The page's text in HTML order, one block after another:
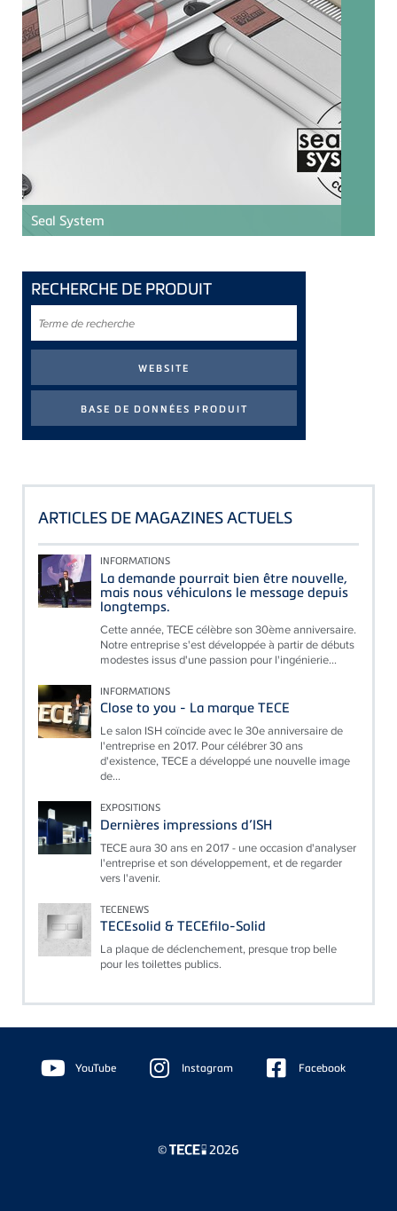
Seal System
RECHERCHE DE PRODUIT
de
recherche
ARTICLES DE MAGAZINES ACTUELS
INFORMATIONS
La demande pourrait bien être nouvelle,
mais nous véhiculons le message depuis
longtemps.
Cette année, TECE célèbre son 30ème anniversaire.
Notre entreprise s'est développée à partir de débuts
modestes issus d'une passion pour l'ingénierie...
INFORMATIONS
Close to you - La marque TECE
Le salon ISH coïncide avec le 30e anniversaire de
l'entreprise en 2017. Pour célébrer 30 ans
d'existence, TECE a développé une nouvelle image
de...
EXPOSITIONS
Dernières impressions d’ISH
TECE aura 30 ans en 2017 - une occasion d'analyser
l'entreprise et son développement, et de regarder
vers l'avenir.
TECENEWS
TECEsolid & TECEfilo-Solid
La plaque de déclenchement, presque trop belle
pour les toilettes publics.
Floating
Sidebar YouTube Instagram Facebook
© 2026